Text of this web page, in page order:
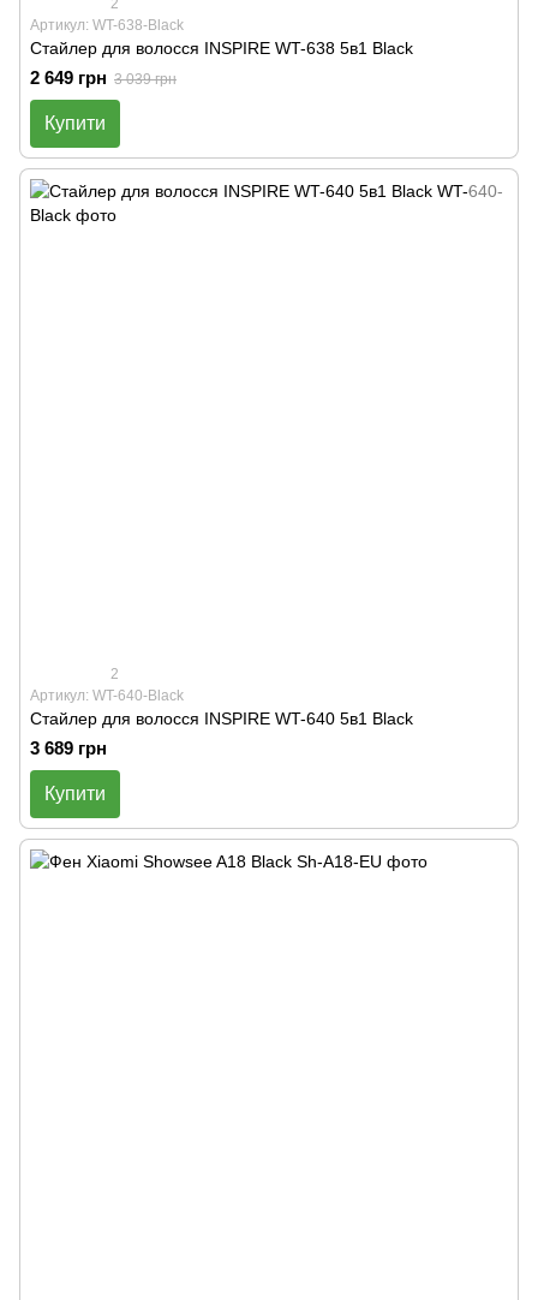
2
Артикул: WT-638-Black
Стайлер для волосся INSPIRE WT-638 5в1 Black
2 649 грн 3 039 грн
Купити
2
Артикул: WT-640-Black
Стайлер для волосся INSPIRE WT-640 5в1 Black
3 689 грн
Купити